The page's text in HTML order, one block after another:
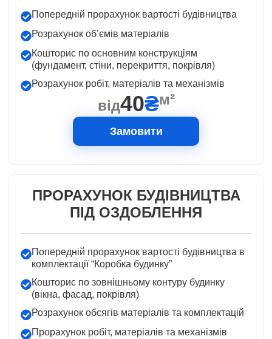
Попередній прорахунок вартості будівництва
Розрахунок об’ємів матеріалів
Кошторис по основним конструкціям
(фундамент, стіни, перекриття, покрівля)
Розрахунок робіт, матеріалів та механізмів
від40₴м²
Замовити
ПРОРАХУНОК БУДІВНИЦТВА
ПІД ОЗДОБЛЕННЯ
Попередній прорахунок вартості будівництва в
комплектації “Коробка будинку”
Кошторис по зовнішньому контуру будинку
(вікна, фасад, покрівля)
Розрахунок обсягів матеріалів та комплектацій
Прорахунок робіт, матеріалів та механізмів